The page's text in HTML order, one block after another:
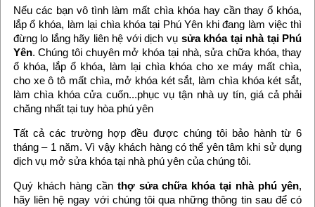
Nếu các bạn vô tình làm mất chìa khóa hay cần thay ổ khóa,
lắp ổ khóa, làm lại chìa khóa tại Phú Yên khi đang làm việc thì
đừng lo lắng hãy liên hệ với dịch vụ sửa khóa tại nhà tại Phú
Yên. Chúng tôi chuyên mở khóa tại nhà, sửa chữa khóa, thay
ổ khóa, lắp ổ khóa, làm lại chìa khóa cho xe máy mất chìa,
cho xe ô tô mất chìa, mở khóa két sắt, làm chìa khóa két sắt,
làm chìa khóa cửa cuốn...phục vụ tận nhà uy tín, giá cả phải
chăng nhất tại tuy hòa phú yên
Tất cả các trường hợp đều được chúng tôi bảo hành từ 6
tháng – 1 năm. Vì vậy khách hàng có thể yên tâm khi sử dụng
dịch vụ mở sửa khóa tại nhà phú yên của chúng tôi.
Quý khách hàng cần thợ sửa chữa khóa tại nhà phú yên,
hãy liên hệ ngay với chúng tôi qua những thông tin sau để có